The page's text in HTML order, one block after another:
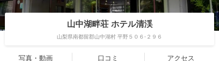
山中湖畔荘 ホテル清渓
山梨県南都留郡山中湖村 平野５０６-２９６
写真・動画 口コミ アクセス